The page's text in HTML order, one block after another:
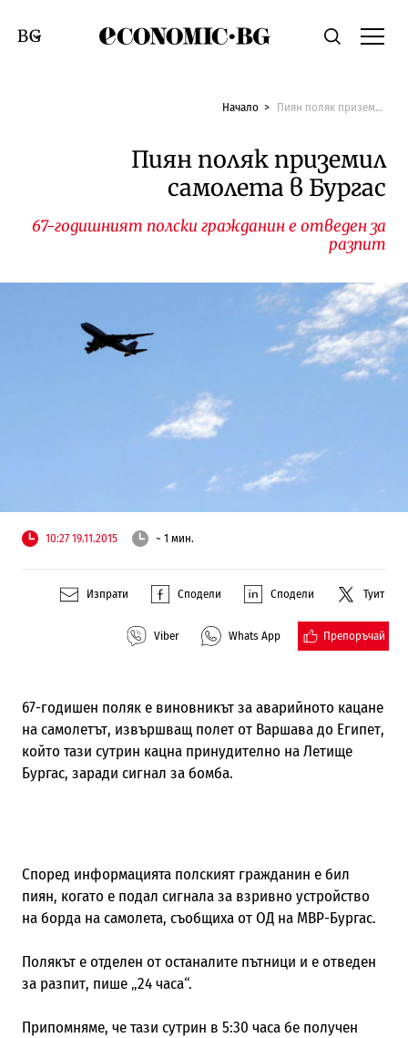
Economic.bgТърсене
Смяна на език
Начало Пиян поляк приземил самолета в Бургас
Пиян поляк приземил
самолета в Бургас
67-годишният полски гражданин е отведен за
разпит
10:27 19.11.2015 ~ 1 мин.
Изпрати Сподели Сподели Туит
Viber Whats App Препоръчай
67-годишен поляк е виновникът за аварийното кацане
на самолетът, извършващ полет от Варшава до Египет,
който тази сутрин кацна принудително на Летище
Бургас, заради сигнал за бомба.
Според информацията полският гражданин е бил
пиян, когато е подал сигнала за взривно устройство
на борда на самолета, съобщиха от ОД на МВР-Бургас.
Полякът е отделен от останалите пътници и е отведен
за разпит, пише „24 часа“.
Припомняме, че тази сутрин в 5:30 часа бе получен